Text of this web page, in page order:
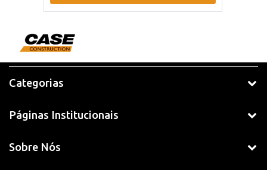
Categorias
Páginas Institucionais
Sobre Nós